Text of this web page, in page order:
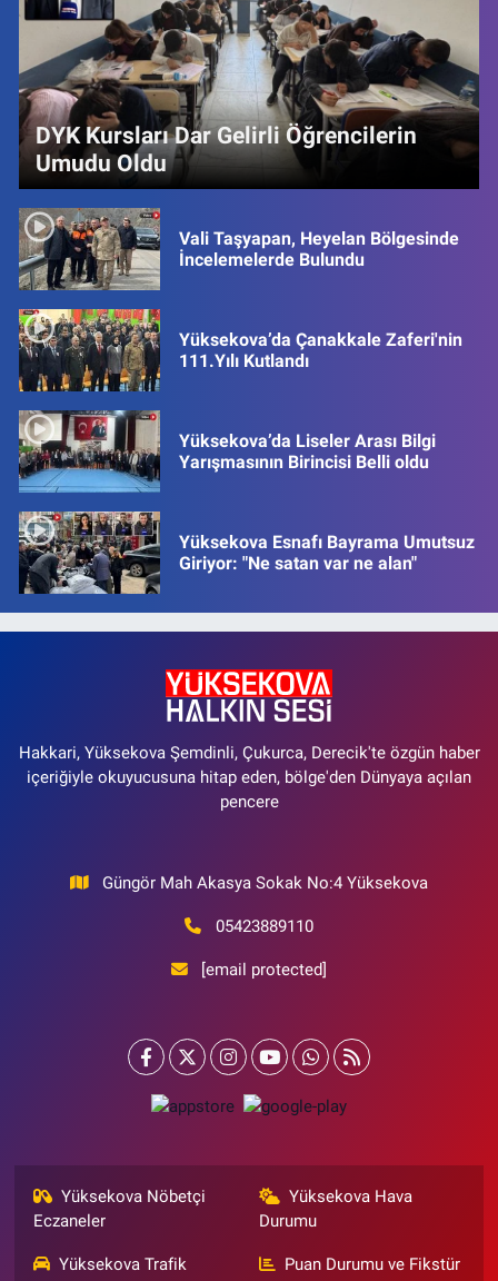
DYK Kursları Dar Gelirli Öğrencilerin
Umudu Oldu
Vali Taşyapan, Heyelan Bölgesinde
İncelemelerde Bulundu
Yüksekova’da Çanakkale Zaferi'nin
111.Yılı Kutlandı
Yüksekova’da Liseler Arası Bilgi
Yarışmasının Birincisi Belli oldu
Yüksekova Esnafı Bayrama Umutsuz
Giriyor: "Ne satan var ne alan"
Hakkari, Yüksekova Şemdinli, Çukurca, Derecik'te özgün haber
içeriğiyle okuyucusuna hitap eden, bölge'den Dünyaya açılan
pencere
Güngör Mah Akasya Sokak No:4 Yüksekova
05423889110
[email protected]
Yüksekova Nöbetçi
Eczaneler
Yüksekova Hava
Durumu
Yüksekova Trafik
Puan Durumu ve Fikstür